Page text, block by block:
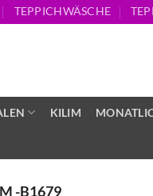
TEPPICHWÄSCHE
KILIM
-B1679